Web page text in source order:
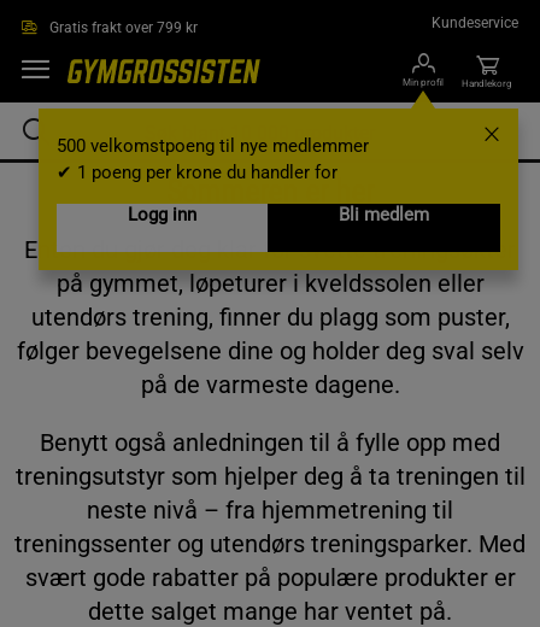
Gratis frakt over 799 kr Kundeservice
Min profil
500 velkomstpoeng til nye medlemmer
✔ 1 poeng per krone du handler for
Logg inn
Bli medlem
Handlekorg
Enten du gjør deg klar for svette treningsøkter
på gymmet, løpeturer i kveldssolen eller
utendørs trening, finner du plagg som puster,
følger bevegelsene dine og holder deg sval selv
på de varmeste dagene.
Benytt også anledningen til å fylle opp med
treningsutstyr som hjelper deg å ta treningen til
neste nivå – fra hjemmetrening til
treningssenter og utendørs treningsparker. Med
svært gode rabatter på populære produkter er
dette salget mange har ventet på.